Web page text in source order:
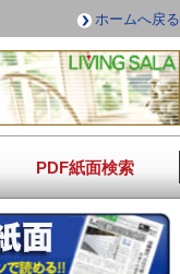
ホームへ戻る
PDF紙面検索